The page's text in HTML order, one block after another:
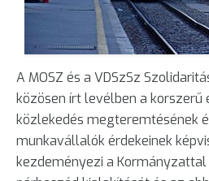
A MOSZ és a VDSzSz
közösen írt levélben a korszerű
közlekedés megteremtésének
munkavállalók érdekeinek
kezdeményezi a